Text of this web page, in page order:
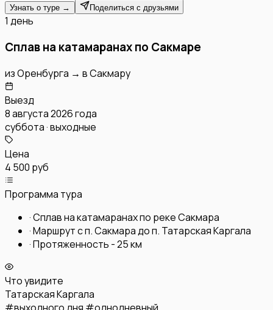
Узнать о туре → Поделиться с друзьями
1 день
Сплав на катамаранах по Сакмаре
изОренбурга → вСакмару
Выезд
8 августа 2026 года
суббота · выходные
Цена
4 500 руб
Программа тура
·Сплав на катамаранах по реке Сакмара
·Маршрут с п. Сакмара до п. Татарская Каргала
·Протяженность - 25 км
Что увидите
Татарская Каргала